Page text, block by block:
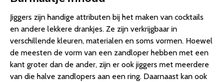
Jiggers zijn handige attributen bij het maken van cocktails
en andere lekkere drankjes. Ze zijn verkrijgbaar in
verschillende kleuren, materialen en soms vormen. Hoewel
de meesten de vorm van een zandloper hebben met een
kant groter dan de ander, zijn er ook jiggers met meerdere
van die halve zandlopers aan een ring. Daarnaast kan ook